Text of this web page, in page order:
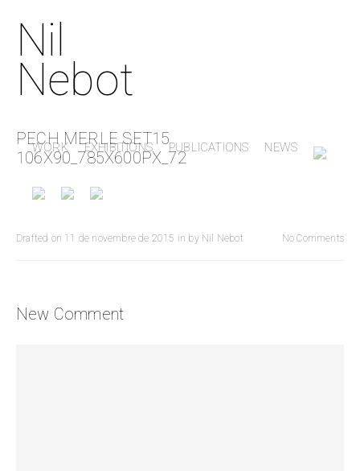
Nil
Nebot
WORK EXHIBITIONS PUBLICATIONS NEWS
PECH MERLE SET15
106X90_785X600PX_72
No Comments
Drafted on 11 de novembre de 2015 in by Nil Nebot
New Comment